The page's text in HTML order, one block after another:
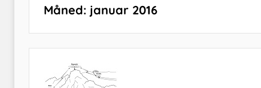
Måned: januar 2016